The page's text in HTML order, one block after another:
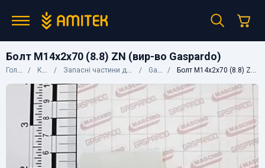
Болт М14х2х70 (8.8) ZN (вир-во Gaspardo)
Головна Каталог Запасні частини до сільгосптехніки Gaspardo Болт М14х2х70 (8.8) ZN (вир-во Gaspardo)